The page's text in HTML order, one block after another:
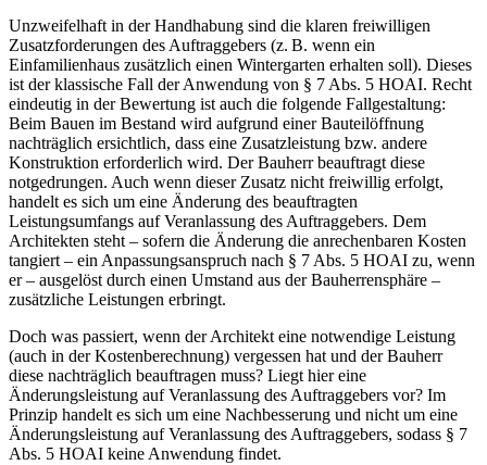
Unzweifelhaft in der Handhabung sind die klaren freiwilligen
Zusatzforderungen des Auftraggebers (z. B. wenn ein
Einfamilienhaus zusätzlich einen Wintergarten erhalten soll). Dieses
ist der klassische Fall der Anwendung von § 7 Abs. 5 HOAI. Recht
eindeutig in der Bewertung ist auch die folgende Fallgestaltung:
Beim Bauen im Bestand wird aufgrund einer Bauteil­öffnung
nachträglich ersichtlich, dass eine Zusatzleistung bzw. andere
Konstruktion erforderlich wird. Der Bauherr beauftragt diese
notgedrungen. Auch wenn dieser Zusatz nicht freiwillig erfolgt,
handelt es sich um eine Änderung des beauftragten
Leistungsumfangs auf Veranlassung des Auftraggebers. Dem
Architekten steht – sofern die Änderung die anrechenbaren Kosten
tangiert – ein Anpassungsanspruch nach § 7 Abs. 5 HOAI zu, wenn
er – ausgelöst durch einen Umstand aus der Bauherrensphäre –
zusätzliche Leistungen erbringt.
Doch was passiert, wenn der Architekt eine notwendige Leistung
(auch in der Kostenberechnung) vergessen hat und der Bauherr
diese nachträglich beauftragen muss? Liegt hier eine
Änderungsleistung auf Veranlassung des Auftraggebers vor? Im
Prinzip handelt es sich um eine Nachbesserung und nicht um eine
Änderungsleistung auf Veranlassung des Auftraggebers, sodass § 7
Abs. 5 HOAI keine Anwendung findet.